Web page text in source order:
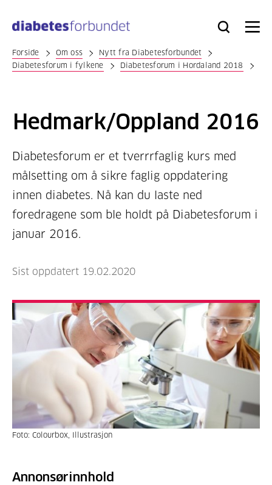
hovedinnhold
Bli
Logg
Søk Meny
Forside Om oss
Nytt fra Diabetesforbundet
Diabetesforum i fylkene
Diabetesforum i Hordaland 2018
Hedmark/Oppland 2016
Diabetesforum er et tverrrfaglig kurs med
målsetting om å sikre faglig oppdatering
innen diabetes. Nå kan du laste ned
foredragene som ble holdt på Diabetesforum i
januar 2016.
Sist oppdatert 19.02.2020
Foto: Colourbox, Illustrasjon
Annonsørinnhold